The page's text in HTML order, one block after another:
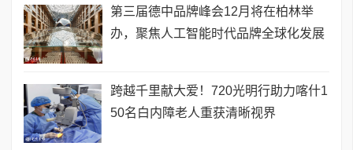
第三届德中品牌峰会12月将在柏林举
办，聚焦人工智能时代品牌全球化发展
跨越千里献大爱！720光明行助力喀什1
50名白内障老人重获清晰视界